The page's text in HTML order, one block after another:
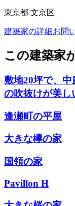
東京都 文京区
建築家の詳細お問
この建築家
敷地20坪で、
の吹抜けが美し
逢瀬町の平屋
大きな欅の家
国領の家
Pavillon H